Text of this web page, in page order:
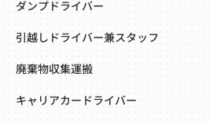
ダンプドライバー
引越しドライバー兼スタッフ
廃棄物収集運搬
キャリアカードライバー